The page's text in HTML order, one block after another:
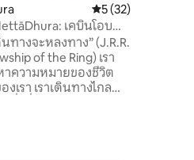
คะแนนเฉลี่ย 5 จาก
5 (32)
เคบินโอบ
ทางจะหลงทาง” (J.R.R.
of the Ring) เรา
ความหมายของชีวิต
เรา เราเดินทางไกล
สิ่งที่คุ้นเคยท่ามกลาง